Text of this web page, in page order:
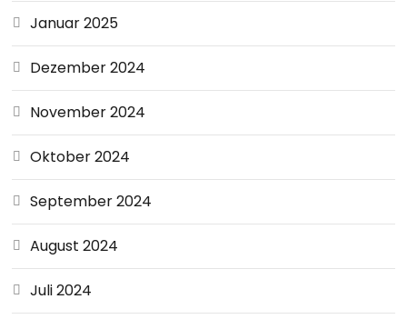
Januar 2025
Dezember 2024
November 2024
Oktober 2024
September 2024
August 2024
Juli 2024